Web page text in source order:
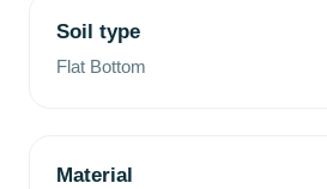
Soil type
Flat Bottom
Material